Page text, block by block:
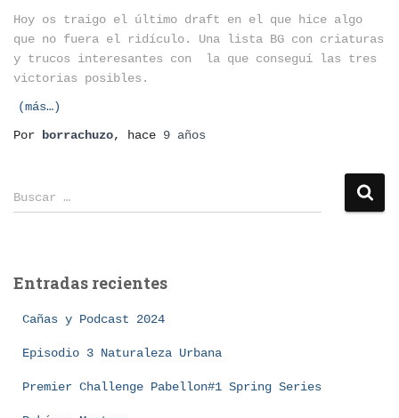
Hoy os traigo el último draft en el que hice algo
que no fuera el ridículo. Una lista BG con criaturas
y trucos interesantes con la que conseguí las tres
victorias posibles.
(más…)
Por
borrachuzo, hace 9 años
B
u
r
Buscar …
Entradas recientes
Cañas y Podcast 2024
Episodio 3 Naturaleza Urbana
Premier Challenge Pabellon#1 Spring Series